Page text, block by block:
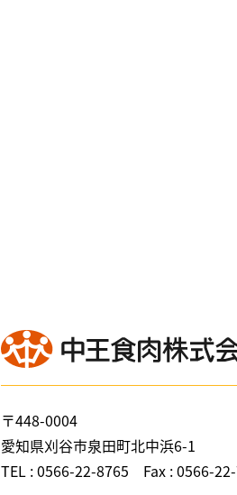
〒448-0004
愛知県刈谷市泉田町北中浜6-1
TEL : 0566-22-8765 Fax : 0566-